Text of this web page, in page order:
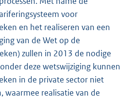
voor
en het realiseren van een
van de Wet op de
zullen in 2013 de nodige
deze wetswijziging kunnen
in de private sector niet
waarmee realisatie van de